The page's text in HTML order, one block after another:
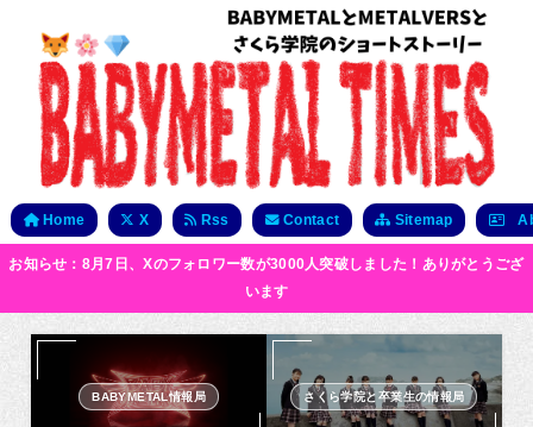
Home X Rss Contact Sitemap
お知らせ：8月7日、Xのフォロワー数が3000人突破しました！ありがとうござ
います
BABYMETAL情報局 さくら学院と卒業生の情報局